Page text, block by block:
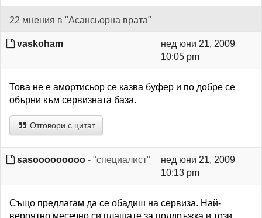
22 мнения в "Асансьорна врата"
vaskoham
нед юни 21, 2009
10:05 pm
Това не е амортисьор се казва буфер и по добре се
обърни към сервизната база.
Отговори с цитат
sasooooooooo - "специалист"
нед юни 21, 2009
10:13 pm
Също предлагам да се обадиш на сервиза. Най-
вероятно месечно си плащате за поддръжка и този